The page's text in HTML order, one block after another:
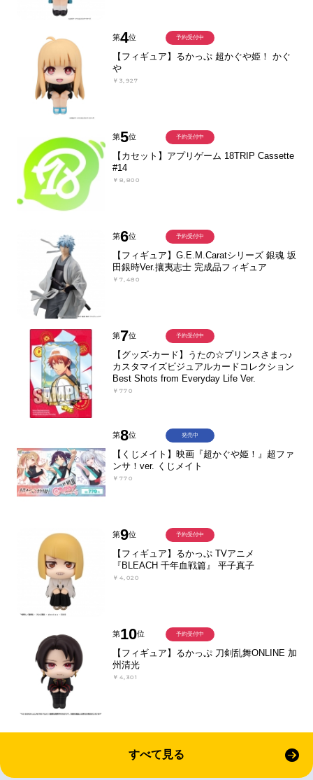
第4位
【フィギュア】るかっぷ 超かぐや姫！ かぐ
や
￥3,927
予約受付中
第5位
【カセット】アプリゲーム 18TRIP Cassette
#14
￥8,800
予約受付中
第6位
【フィギュア】G.E.M.Caratシリーズ 銀魂 坂
田銀時Ver.攘夷志士 完成品フィギュア
￥7,480
予約受付中
第7位
【グッズ-カード】うたの☆プリンスさまっ♪
カスタマイズビジュアルカードコレクション
Best Shots from Everyday Life Ver.
￥770
予約受付中
第8位
【くじメイト】映画『超かぐや姫！』超ファ
ンサ！ver. くじメイト
￥770
発売中
第9位
【フィギュア】るかっぷ TVアニメ
『BLEACH 千年血戦篇』 平子真子
￥4,020
予約受付中
第10位
【フィギュア】るかっぷ 刀剣乱舞ONLINE 加
州清光
￥4,301
予約受付中
すべて見る